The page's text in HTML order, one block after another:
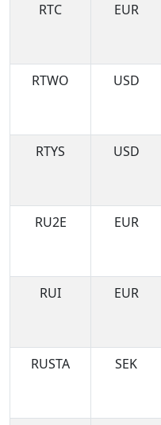
RTC
EUR
RTWO
USD
RTYS
USD
RU2E
EUR
RUI
EUR
RUSTA
SEK